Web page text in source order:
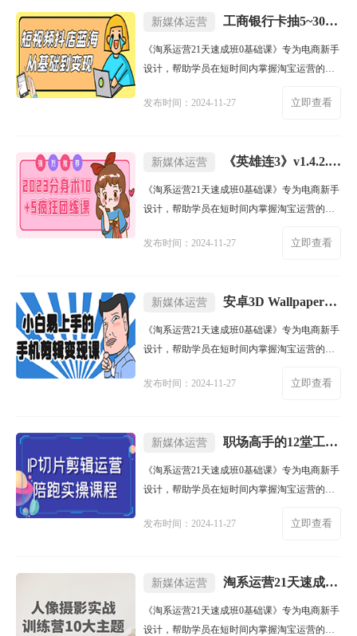
新媒体运营 工商银行卡抽5~30元话费
《淘系运营21天速成班0基础课》专为电商新手
设计，帮助学员在短时间内掌握淘宝运营的核
发布时间：2024-11-27
立即查看
新媒体运营 《英雄连3》v1.4.2.21612中文版
《淘系运营21天速成班0基础课》专为电商新手
设计，帮助学员在短时间内掌握淘宝运营的核
发布时间：2024-11-27
立即查看
新媒体运营 安卓3D Wallpapers v20.0.0专业版
《淘系运营21天速成班0基础课》专为电商新手
设计，帮助学员在短时间内掌握淘宝运营的核
发布时间：2024-11-27
立即查看
新媒体运营 职场高手的12堂工作汇报术
《淘系运营21天速成班0基础课》专为电商新手
设计，帮助学员在短时间内掌握淘宝运营的核
发布时间：2024-11-27
立即查看
新媒体运营 淘系运营21天速成班0基础课
《淘系运营21天速成班0基础课》专为电商新手
设计，帮助学员在短时间内掌握淘宝运营的核